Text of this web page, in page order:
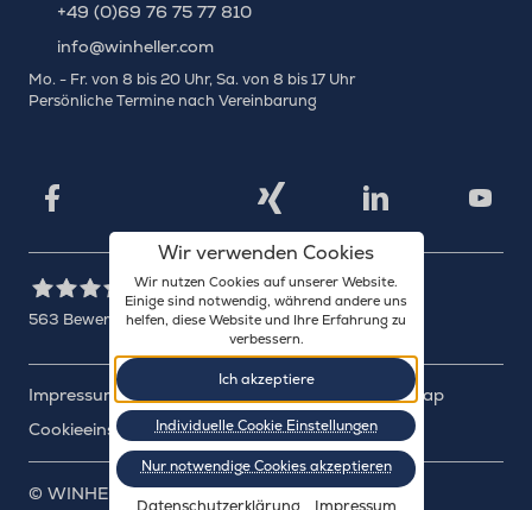
Wir verwenden Cookies
Wir nutzen Cookies auf unserer Website.
Einige sind notwendig, während andere uns
helfen, diese Website und Ihre Erfahrung zu
verbessern.
Ich akzeptiere
Individuelle Cookie Einstellungen
Nur notwendige Cookies akzeptieren
Datenschutzerklärung Impressum
+49 (0)69 76 75 77 810
info@winheller.com
Mo. - Fr. von 8 bis 20 Uhr, Sa. von 8 bis 17 Uhr
Persönliche Termine nach Vereinbarung
Facebook Xing LinkedIn
WINHELLER GmbH
563 Bewertungen auf ProvenExpert.com
© WINHELLER GmbH: 2003-2026
Impressum Datenschutz
Sitemap
Cookieeinstellungen